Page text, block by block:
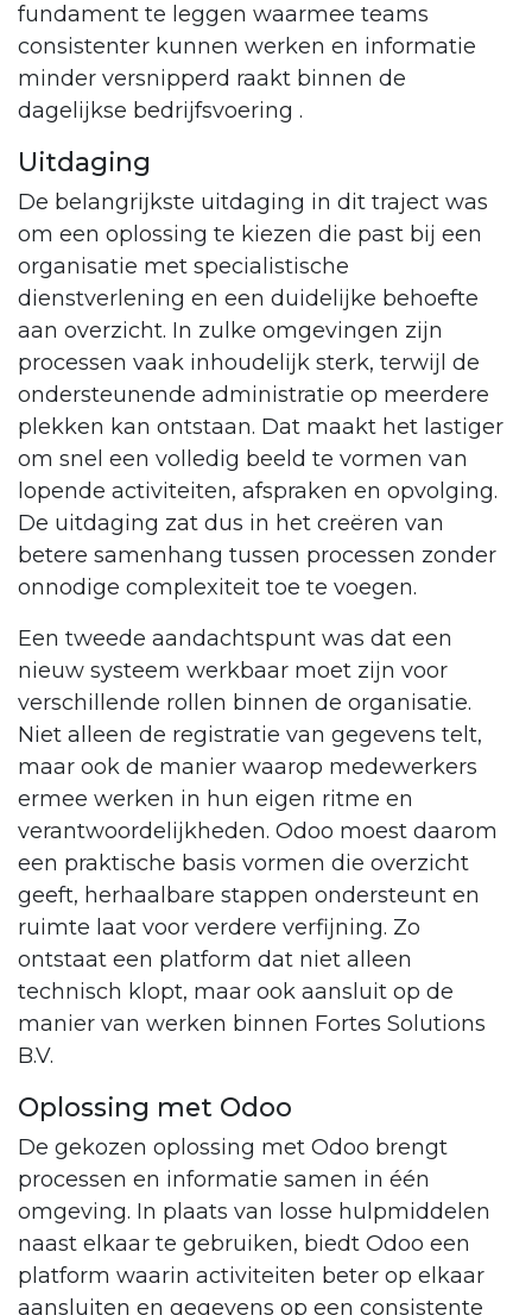
fundament te leggen waarmee teams
consistenter kunnen werken en informatie
minder versnipperd raakt binnen de
dagelijkse bedrijfsvoering .
Uitdaging
De belangrijkste uitdaging in dit traject was
om een oplossing te kiezen die past bij een
organisatie met specialistische
dienstverlening en een duidelijke behoefte
aan overzicht. In zulke omgevingen zijn
processen vaak inhoudelijk sterk, terwijl de
ondersteunende administratie op meerdere
plekken kan ontstaan. Dat maakt het lastiger
om snel een volledig beeld te vormen van
lopende activiteiten, afspraken en opvolging.
De uitdaging zat dus in het creëren van
betere samenhang tussen processen zonder
onnodige complexiteit toe te voegen.
Een tweede aandachtspunt was dat een
nieuw systeem werkbaar moet zijn voor
verschillende rollen binnen de organisatie.
Niet alleen de registratie van gegevens telt,
maar ook de manier waarop medewerkers
ermee werken in hun eigen ritme en
verantwoordelijkheden. Odoo moest daarom
een praktische basis vormen die overzicht
geeft, herhaalbare stappen ondersteunt en
ruimte laat voor verdere verfijning. Zo
ontstaat een platform dat niet alleen
technisch klopt, maar ook aansluit op de
manier van werken binnen Fortes Solutions
B.V.
Oplossing met Odoo
De gekozen oplossing met Odoo brengt
processen en informatie samen in één
omgeving. In plaats van losse hulpmiddelen
naast elkaar te gebruiken, biedt Odoo een
platform waarin activiteiten beter op elkaar
aansluiten en gegevens op een consistente